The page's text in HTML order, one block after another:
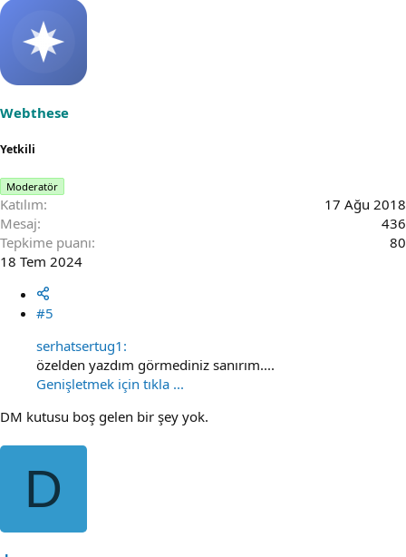
Webthese
Yetkili
Moderatör
Katılım
17 Ağu 2018
Mesaj
436
Tepkime puanı
80
18 Tem 2024
#5
serhatsertug1:
özelden yazdım görmediniz sanırım....
Genişletmek için tıkla ...
DM kutusu boş gelen bir şey yok.
D